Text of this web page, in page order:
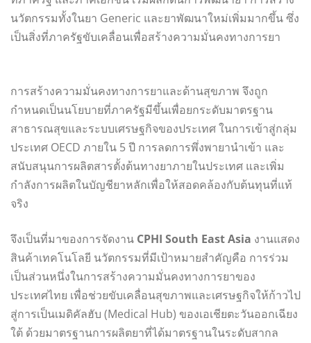
นวัตกรรมทั้งในยา Generic และยาพัฒนาใหม่เพิ่มมากขึ้น ซึ่ง
เป็นสิ่งที่ภาครัฐขับเคลื่อนเพื่อสร้างความมั่นคงทางการยา
การสร้างความมั่นคงทางการยาและด้านสุขภาพ จึงถูก
กำหนดเป็นนโยบายที่ภาครัฐมีขึ้นเพื่อยกระดับมาตรฐาน
สาธารณสุขและระบบเศรษฐกิจของประเทศ ในการเข้าสู่กลุ่ม
ประเทศ OECD ภายใน 5 ปี การลดการพึ่งพายานำเข้า และ
สนับสนุนการผลิตสารตั้งต้นทางยาภายในประเทศ และเพิ่ม
กำลังการผลิตในบัญชียาหลักเพื่อให้สอดคล้องกับต้นทุนที่แท้
จริง
จึงเป็นที่มาของการจัดงาน CPHI South East Asia งานแสดง
สินค้าเทคโนโลยี นวัตกรรมที่มีเป้าหมายสำคัญคือ การร่วม
เป็นส่วนหนึ่งในการสร้างความมั่นคงทางการยาของ
ประเทศไทย เพื่อช่วยขับเคลื่อนสุขภาพและเศรษฐกิจให้ก้าวไป
สู่การเป็นเมดิคัลฮับ (Medical Hub) ของเอเชียตะวันออกเฉียง
ใต้ ด้วยมาตรฐานการผลิตยาที่ได้มาตรฐานในระดับสากล